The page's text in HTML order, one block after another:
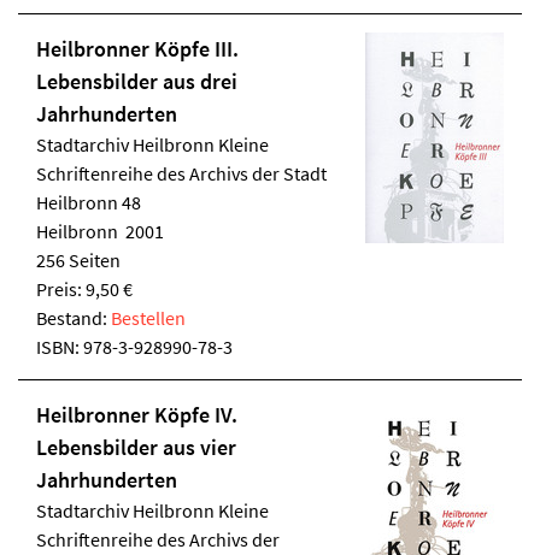
Heilbronner Köpfe III.
Lebensbilder aus drei
Jahrhunderten
Stadtarchiv Heilbronn Kleine
Schriftenreihe des Archivs der Stadt
Heilbronn 48
Heilbronn 2001
256 Seiten
Preis: 9,50 €
Bestand: Bestellen
ISBN: 978-3-928990-78-3
Heilbronner Köpfe IV.
Lebensbilder aus vier
Jahrhunderten
Stadtarchiv Heilbronn Kleine
Schriftenreihe des Archivs der